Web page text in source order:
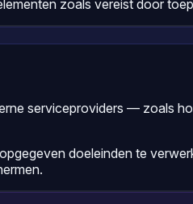
zoals vereist door
serviceproviders — zoals
doeleinden te